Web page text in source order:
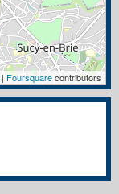
|Foursquarecontributors